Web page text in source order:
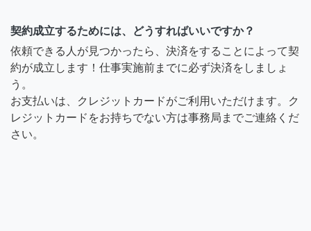
契約成立するためには、どうすればいいですか？
依頼できる人が見つかったら、決済をすることによって契
約が成立します！仕事実施前までに必ず決済をしましょ
う。
お支払いは、クレジットカードがご利用いただけます。ク
レジットカードをお持ちでない方は事務局までご連絡くだ
さい。